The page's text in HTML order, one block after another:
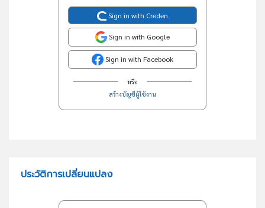
Sign in with Creden
Sign in with Google
Sign in with Facebook
หรือ
สร้างบัญชีผู้ใช้งาน
ประวัติการเปลี่ยนแปลง